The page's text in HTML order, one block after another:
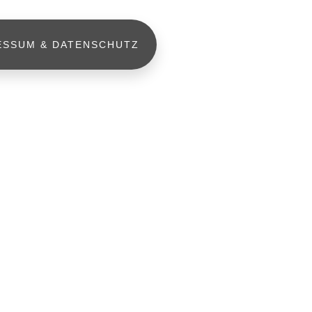
& DATENSCHUTZ